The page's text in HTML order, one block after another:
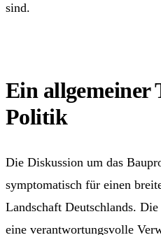
sind.
Ein allgemeiner
Politik
Die Diskussion um das
symptomatisch für einen
Landschaft Deutschlands.
eine verantwortungsvolle